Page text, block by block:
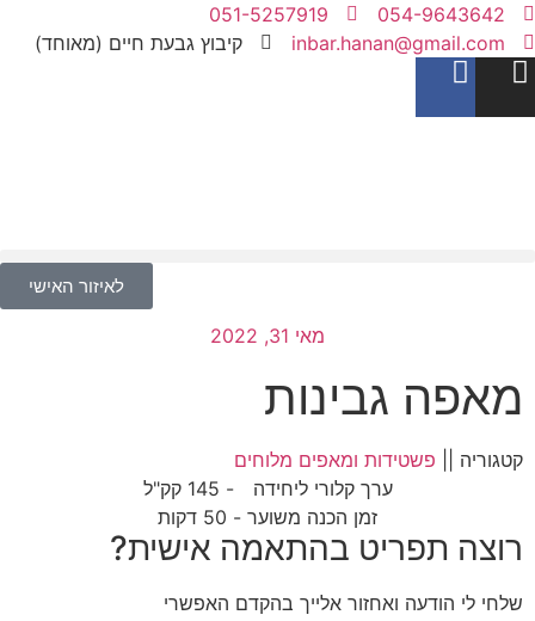
054-9643642
051-5257919
inbar.hanan@gmail.com
קיבוץ גבעת חיים (מאוחד)
לאיזור האישי
מאי 31, 2022
מאפה גבינות
קטגוריה || פשטידות ומאפים מלוחים
ערך קלורי ליחידה
- 145 קק"ל
זמן הכנה משוער - 50 דקות
רוצה תפריט בהתאמה אישית?
שלחי לי הודעה ואחזור אלייך בהקדם האפשרי